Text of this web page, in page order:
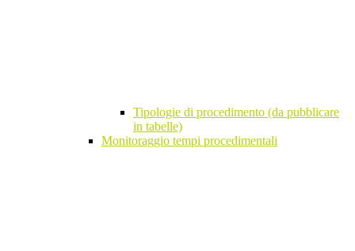
Tipologie di procedimento (da pubblicare
in tabelle)
Monitoraggio tempi procedimentali